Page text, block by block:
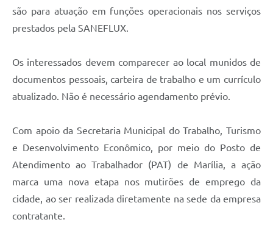
são para atuação em funções operacionais nos serviços
prestados pela SANEFLUX.
Os interessados devem comparecer ao local munidos de
documentos pessoais, carteira de trabalho e um currículo
atualizado. Não é necessário agendamento prévio.
Com apoio da Secretaria Municipal do Trabalho, Turismo
e Desenvolvimento Econômico, por meio do Posto de
Atendimento ao Trabalhador (PAT) de Marília, a ação
marca uma nova etapa nos mutirões de emprego da
cidade, ao ser realizada diretamente na sede da empresa
contratante.